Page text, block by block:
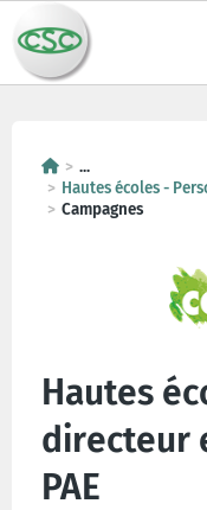
...
Hautes écoles -
Campagnes
Hautes
directeur
PAE